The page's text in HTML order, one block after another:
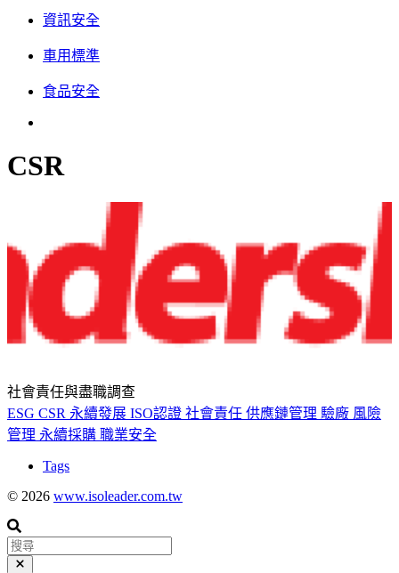
資訊安全
車用標準
食品安全
CSR
社會責任與盡職調查
ESG CSR 永續發展 ISO認證 社會責任 供應鏈管理 驗廠 風險
管理 永續採購 職業安全
Tags
© 2026 www.isoleader.com.tw